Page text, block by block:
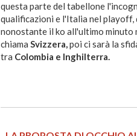
questa parte del tabellone
qualificazioni e l'Italia nel playoff,
nonostante il ko all'ultimo
chiama Svizzera,poi ci sarà la
tra Colombia e Inghilterra.